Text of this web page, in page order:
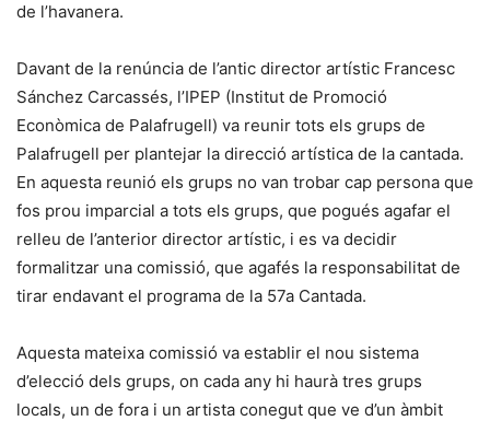
de l’havanera.
Davant de la renúncia de l’antic director artístic Francesc
Sánchez Carcassés, l’IPEP (Institut de Promoció
Econòmica de Palafrugell) va reunir tots els grups de
Palafrugell per plantejar la direcció artística de la cantada.
En aquesta reunió els grups no van trobar cap persona que
fos prou imparcial a tots els grups, que pogués agafar el
relleu de l’anterior director artístic, i es va decidir
formalitzar una comissió, que agafés la responsabilitat de
tirar endavant el programa de la 57a Cantada.
Aquesta mateixa comissió va establir el nou sistema
d’elecció dels grups, on cada any hi haurà tres grups
locals, un de fora i un artista conegut que ve d’un àmbit